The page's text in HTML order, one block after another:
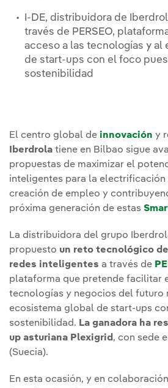
I-DE, distribuidora de
través de PERSEO,
acceso a las tecnologías y al
de start-ups con el foco
sostenibilidad
El centro global de innovación y
Iberdrola tiene en Bilbao sigue
propuestas de maximizar el
inteligentes para la electrificación
creación de empleo y
próxima generación de estas
La distribuidora del grupo
propuesto un reto tecnológico
redes inteligentes a través de
plataforma que pretende facilitar
tecnologías y negocios del futuro
ecosistema global de start-ups
sostenibilidad. La ganadora ha
up asturiana Plexigrid , con sede
(Suecia).
En esta ocasión, y en